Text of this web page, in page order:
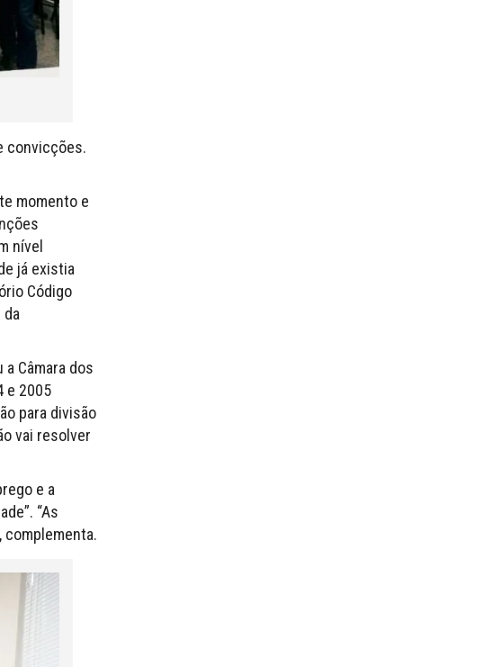
convicções.
momento e
nível
já existia
Código
Câmara dos
e 2005
para divisão
vai resolver
e a
“As